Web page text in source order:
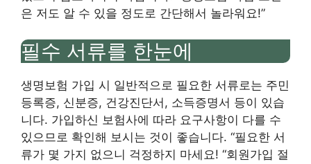
은 저도 알 수 있을 정도로 간단해서 놀라워요!”
필수 서류를 한눈에
생명보험 가입 시 일반적으로 필요한 서류로는 주민
등록증, 신분증, 건강진단서, 소득증명서 등이 있습
니다. 가입하신 보험사에 따라 요구사항이 다를 수
있으므로 확인해 보시는 것이 좋습니다. “필요한 서
류가 몇 가지 없으니 걱정하지 마세요! “회원가입 절